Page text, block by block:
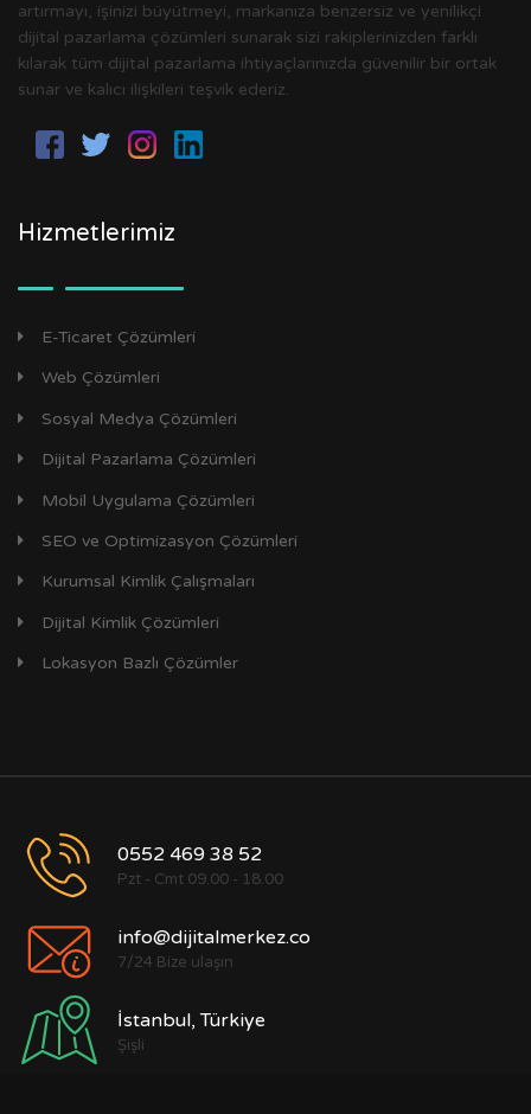
artırmayı, işinizi büyütmeyi, markanıza benzersiz ve yenilikçi
dijital pazarlama çözümleri sunarak sizi rakiplerinizden farklı
kılarak tüm dijital pazarlama ihtiyaçlarınızda güvenilir bir ortak
sunar ve kalıcı ilişkileri teşvik ederiz.
Hizmetlerimiz
E-Ticaret Çözümleri
Web Çözümleri
Sosyal Medya Çözümleri
Dijital Pazarlama Çözümleri
Mobil Uygulama Çözümleri
SEO ve Optimizasyon Çözümleri
Kurumsal Kimlik Çalışmaları
Dijital Kimlik Çözümleri
Lokasyon Bazlı Çözümler
0552 469 38 52
Pzt - Cmt 09.00 - 18.00
info@dijitalmerkez.co
7/24 Bize ulaşın
İstanbul, Türkiye
Şişli